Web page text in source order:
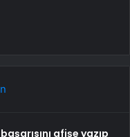
afişe yazıp